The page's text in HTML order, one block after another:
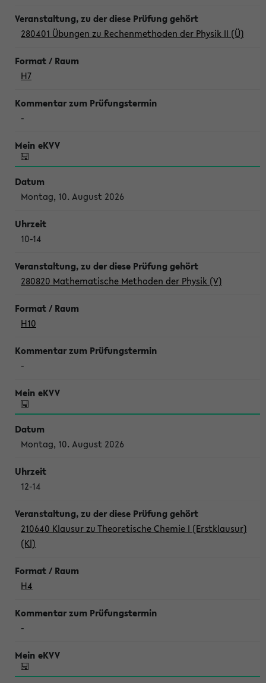
280401 Übungen zu Rechenmethoden der Physik II (Ü)
H7
-
Montag, 10. August 2026
10-14
280820 Mathematische Methoden der Physik (V)
H10
-
Montag, 10. August 2026
12-14
210640 Klausur zu Theoretische Chemie I (Erstklausur)
(Kl)
H4
-